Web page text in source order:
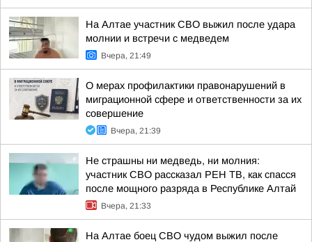
На Алтае участник СВО выжил после удара
молнии и встречи с медведем
Вчера, 21:49
О мерах профилактики правонарушений в
миграционной сфере и ответственности за их
совершение
Вчера, 21:39
Не страшны ни медведь, ни молния:
участник СВО рассказал РЕН ТВ, как спасся
после мощного разряда в Республике Алтай
Вчера, 21:33
На Алтае боец СВО чудом выжил после